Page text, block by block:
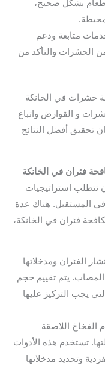
بشكل صحيح،
متابعة ودعم
الحشرات والتأكد من
حشرات في الخانكة
و القوارض واتباع
تحقيق أفضل النتائج
فئران في الخانكة
تتطلب استراتيجيات
في المستقبل. هناك عدة
فئران في الخانكة،
الفئران ومدخلاتها
المصاب. يتم تقييم حجم
يجب التركيز عليها
الفخاخ اللاصقة
تستخدم هذه الأدوات
وتحديد مدخلاتها